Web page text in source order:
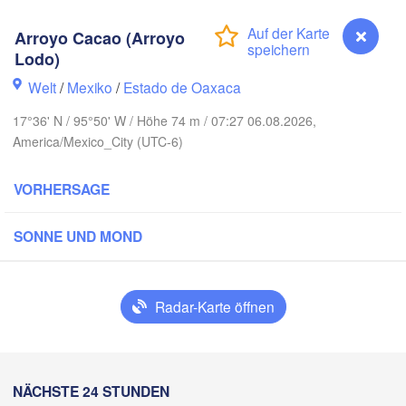
Arroyo Cacao (Arroyo
Lodo)
Welt/Mexiko /Estado de Oaxaca
17°36' N / 95°50' W / Höhe 74 m / 07:27 06.08.2026,
America/Mexico_City (UTC-6)
VORHERSAGE
SONNE UND MOND
Radar-Karte öffnen
NÄCHSTE 24 STUNDEN
Ciudad Victoria
Tampico
Ciudad de México
Veracruz
Arroyo Cacao (Arroyo Lodo)